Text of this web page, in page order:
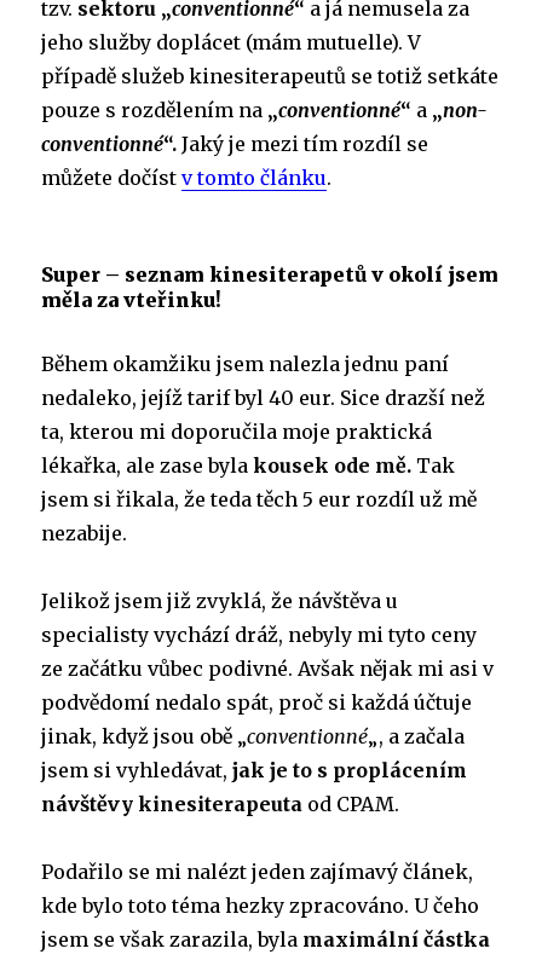
tzv. sektoru „conventionné“ a já nemusela za
jeho služby doplácet (mám mutuelle). V
případě služeb kinesiterapeutů se totiž setkáte
pouze s rozdělením na „conventionné“ a „non-
conventionné“.Jaký je mezi tím rozdíl se
můžete dočístv tomto článku.
Super – seznam kinesiterapetů v okolí jsem
měla za vteřinku!
Během okamžiku jsem nalezla jednu paní
nedaleko, jejíž tarif byl 40 eur. Sice drazší než
ta, kterou mi doporučila moje praktická
lékařka, ale zase bylakousek ode mě. Tak
jsem si řikala, že teda těch 5 eur rozdíl už mě
nezabije.
Jelikož jsem již zvyklá, že návštěva u
specialisty vychází dráž, nebyly mi tyto ceny
ze začátku vůbec podivné. Avšak nějak mi asi v
podvědomí nedalo spát, proč si každá účtuje
jinak, když jsou obě „conventionné„, a začala
jsem si vyhledávat,jak je to s proplácením
návštěvy kinesiterapeuta od CPAM.
Podařilo se mi nalézt jeden zajímavý článek,
kde bylo toto téma hezky zpracováno. U čeho
jsem se však zarazila, byla maximální částka